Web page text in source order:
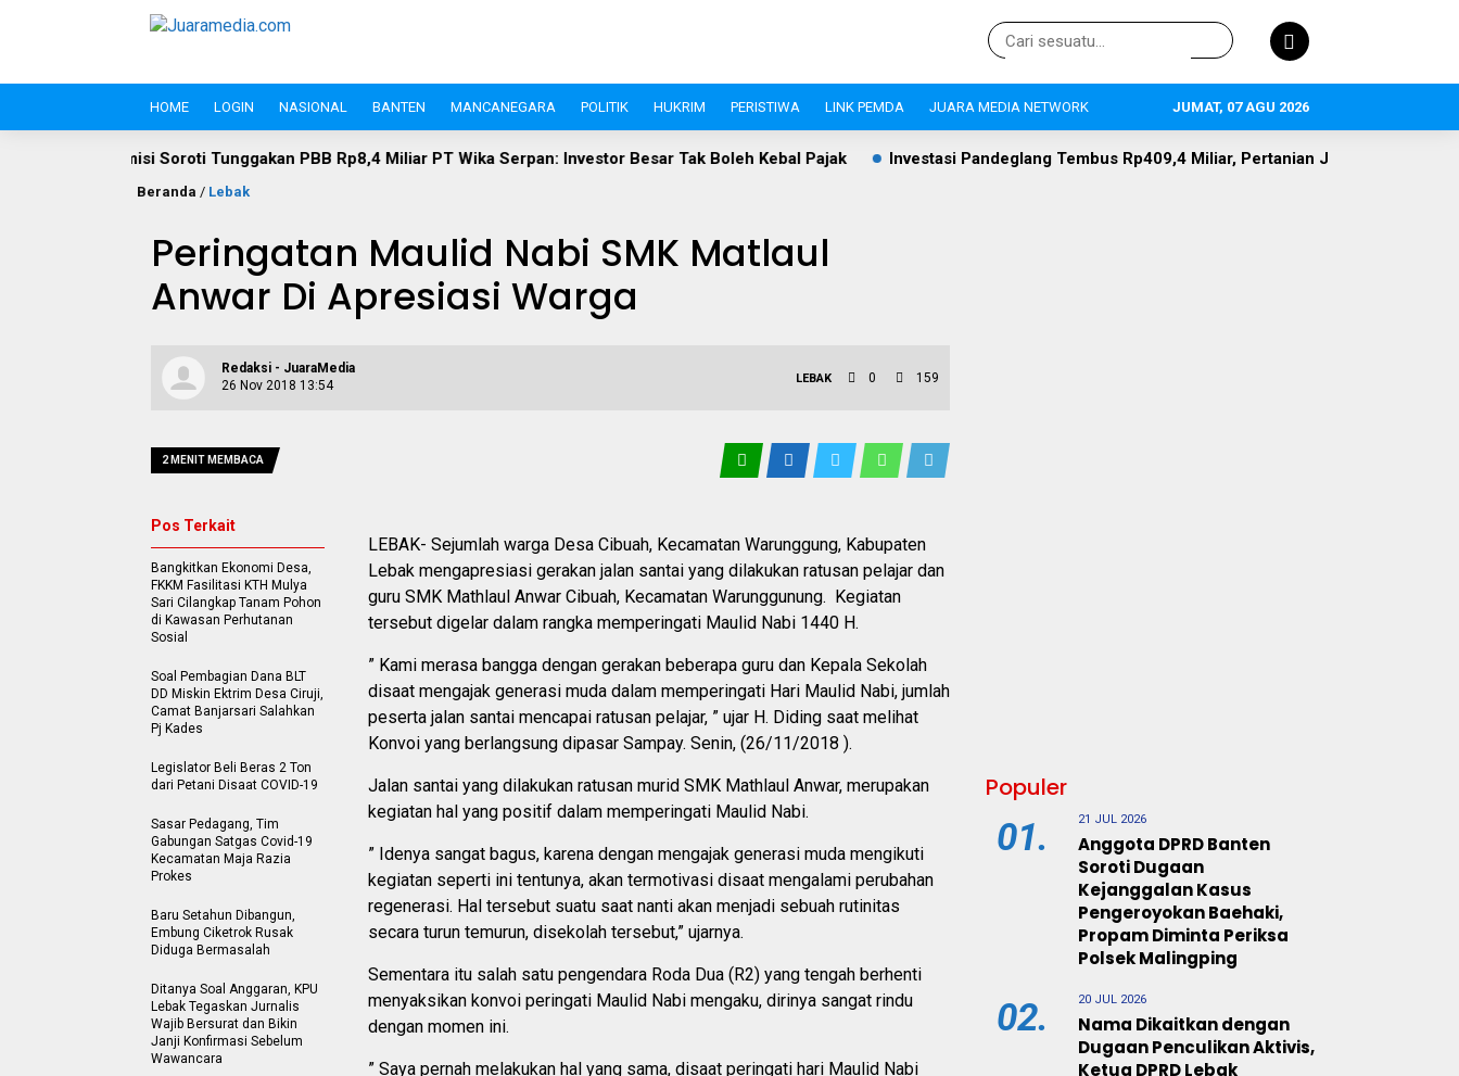
HOME LOGIN NASIONAL BANTEN MANCANEGARA POLITIK HUKRIM PERISTIWA LINK PEMDA JUARA MEDIA NETWORK JUMAT, 07 AGU 2026
Soroti Tunggakan PBB Rp8,4 Miliar PT Wika Serpan: Investor Besar Tak Boleh Kebal Pajak Investasi Pandeglang Tembus Rp409,4 Miliar, Pertanian Jadi Primadona, 634 Tenaga Kerja
Beranda / Lebak
Peringatan Maulid Nabi SMK Matlaul
Anwar Di Apresiasi Warga
Redaksi - JuaraMedia
26 Nov 2018 13:54
LEBAK 0 159
2 MENIT MEMBACA
LEBAK- Sejumlah warga Desa Cibuah, Kecamatan Warunggung, Kabupaten
Lebak mengapresiasi gerakan jalan santai yang dilakukan ratusan pelajar dan
guru SMK Mathlaul Anwar Cibuah, Kecamatan Warunggunung. Kegiatan
tersebut digelar dalam rangka memperingati Maulid Nabi 1440 H.
” Kami merasa bangga dengan gerakan beberapa guru dan Kepala Sekolah
disaat mengajak generasi muda dalam memperingati Hari Maulid Nabi, jumlah
peserta jalan santai mencapai ratusan pelajar, ” ujar H. Diding saat melihat
Konvoi yang berlangsung dipasar Sampay. Senin, (26/11/2018 ).
Jalan santai yang dilakukan ratusan murid SMK Mathlaul Anwar, merupakan
kegiatan hal yang positif dalam memperingati Maulid Nabi.
” Idenya sangat bagus, karena dengan mengajak generasi muda mengikuti
kegiatan seperti ini tentunya, akan termotivasi disaat mengalami perubahan
regenerasi. Hal tersebut suatu saat nanti akan menjadi sebuah rutinitas
secara turun temurun, disekolah tersebut,” ujarnya.
Sementara itu salah satu pengendara Roda Dua (R2) yang tengah berhenti
menyaksikan konvoi peringati Maulid Nabi mengaku, dirinya sangat rindu
dengan momen ini.
” Saya pernah melakukan hal yang sama, disaat peringati hari Maulid Nabi
Pos Terkait
Bangkitkan Ekonomi Desa,
FKKM Fasilitasi KTH Mulya
Sari Cilangkap Tanam Pohon
di Kawasan Perhutanan
Sosial
Soal Pembagian Dana BLT
DD Miskin Ektrim Desa Ciruji,
Camat Banjarsari Salahkan
Pj Kades
Legislator Beli Beras 2 Ton
dari Petani Disaat COVID-19
Sasar Pedagang, Tim
Gabungan Satgas Covid-19
Kecamatan Maja Razia
Prokes
Baru Setahun Dibangun,
Embung Ciketrok Rusak
Diduga Bermasalah
Ditanya Soal Anggaran, KPU
Lebak Tegaskan Jurnalis
Wajib Bersurat dan Bikin
Janji Konfirmasi Sebelum
Wawancara
Populer
01. 21 JUL 2026
Anggota DPRD Banten
Soroti Dugaan
Kejanggalan Kasus
Pengeroyokan Baehaki,
Propam Diminta Periksa
Polsek Malingping
02. 20 JUL 2026
Nama Dikaitkan dengan
Dugaan Penculikan Aktivis,
Ketua DPRD Lebak